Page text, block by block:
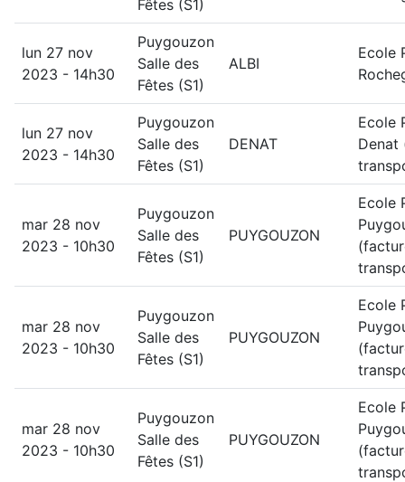
Fêtes (S1)
lun 27 nov
2023 - 14h30
Puygouzon
Salle des
Fêtes (S1)
ALBI
Ecole
lun 27 nov
2023 - 14h30
Puygouzon
Salle des
Fêtes (S1)
DENAT
Ecole
Denat
mar 28 nov
2023 - 10h30
Puygouzon
Salle des
Fêtes (S1)
PUYGOUZON
Ecole
mar 28 nov
2023 - 10h30
Puygouzon
Salle des
Fêtes (S1)
PUYGOUZON
Ecole
mar 28 nov
2023 - 10h30
Puygouzon
Salle des
Fêtes (S1)
PUYGOUZON
Ecole